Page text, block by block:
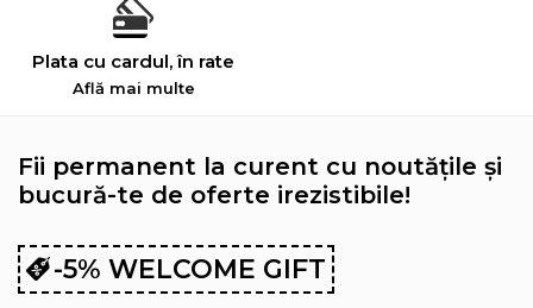
Plata cu cardul, în rate
Află mai multe
Fii permanent la curent cu noutățile și
bucură-te de oferte irezistibile!
-5% WELCOME GIFT